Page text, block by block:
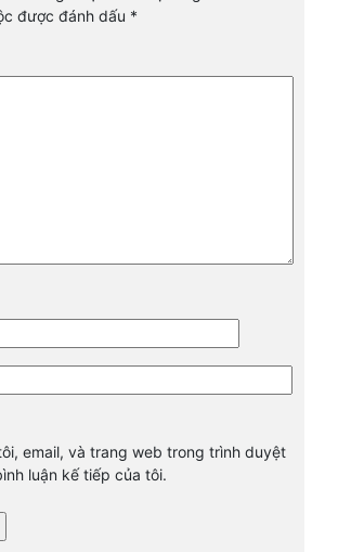
được đánh dấu *
email, và trang web trong trình duyệt
luận kế tiếp của tôi.